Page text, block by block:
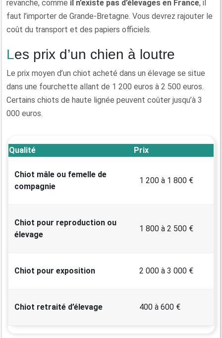
revanche, comme il n’existe pas d’élevages en France, il
faut l’importer de Grande-Bretagne. Vous devrez rajouter le
coût du transport et des papiers officiels.
Les prix d’un chien à loutre
Le prix moyen d’un chiot acheté dans un élevage se situe
dans une fourchette allant de 1 200 euros à 2 500 euros.
Certains chiots de haute lignée peuvent coûter jusqu’à 3
000 euros.
Qualité Prix
Chiot mâle ou femelle de
compagnie
1 200 à 1 800 €
Chiot pour reproduction ou
élevage
1 800 à 2 500 €
Chiot pour exposition 2 000 à 3 000 €
Chiot retraité d’élevage 400 à 600 €